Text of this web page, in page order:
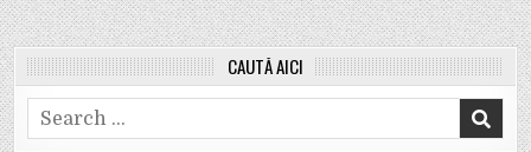
CAUTĂ AICI
Search
for: